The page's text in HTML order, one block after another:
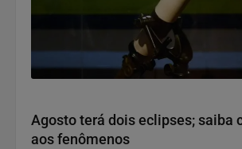
Agosto terá dois eclipses; saiba
aos fenômenos